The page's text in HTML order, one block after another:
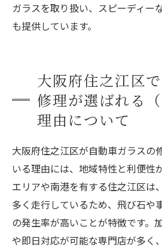
ガラスを取り扱い、スピーディー
も提供しています。
大阪府住之江区
修理が選ばれる（
理由について
大阪府住之江区が自動車ガラスの
いる理由には、地域特性と利便性
エリアや南港を有する住之江区は
多く走行しているため、飛び石や
の発生率が高いことが特徴です。
や即日対応が可能な専門店が多く